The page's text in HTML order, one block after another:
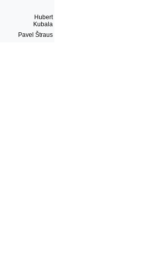
Hubert
Kubala
Pavel Štraus